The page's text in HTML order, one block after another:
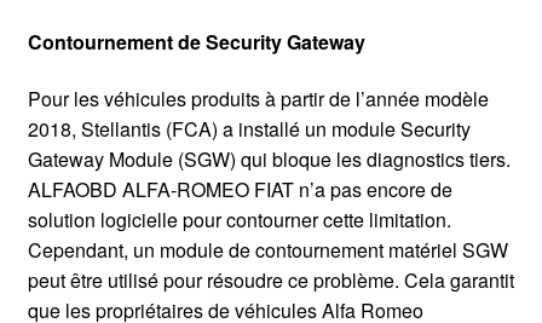
Contournement de Security Gateway
Pour les véhicules produits à partir de l’année modèle
2018, Stellantis (FCA) a installé un module Security
Gateway Module (SGW) qui bloque les diagnostics tiers.
ALFAOBD ALFA-ROMEO FIAT n’a pas encore de
solution logicielle pour contourner cette limitation.
Cependant, un module de contournement matériel SGW
peut être utilisé pour résoudre ce problème. Cela garantit
que les propriétaires de véhicules Alfa Romeo